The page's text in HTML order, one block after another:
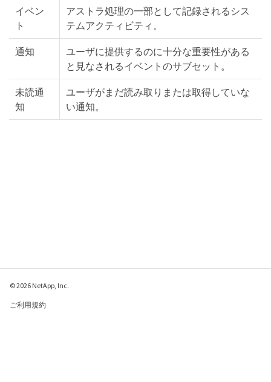
イベン
ト
アストラ処理の一部として記録されるシス
テムアクティビティ。
通知
ユーザに提供するのに十分な重要性がある
と見なされるイベントのサブセット。
未読通
知
ユーザがまだ読み取りまたは取得していな
い通知。
© 2026 NetApp, Inc.
ご利用規約